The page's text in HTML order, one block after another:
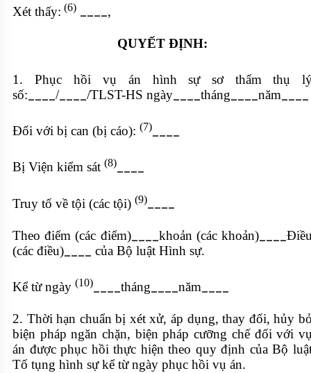
Xét thấy: (6) ,
QUYẾT ĐỊNH:
1. Phục hồi vụ án hình sự sơ thẩm
thụ
số:
/____ /TLST-HS ngày tháng năm
Đối với bị can (bị cáo): (7)
Bị Viện kiểm sát (8)
Truy tố về tội (các tội) (9)
Theo điểm (các điểm)____ khoản (các khoản) ____
(các điều)
của Bộ luật Hình sự.
Kể từ ngày (10) tháng năm
2. Thời hạn chuẩn bị xét xử, áp dụng, thay đổi, hủy
biện pháp ngăn chặn, biện pháp cưỡng chế đối với
án được phục hồi thực hiện theo quy định của Bộ
Tố tụng hình sự kể từ ngày phục hồi vụ án.